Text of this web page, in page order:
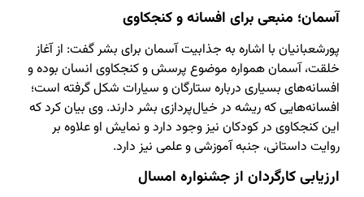
آسمان؛ منبعی برای افسانه و کنجکاوی
پورشعبانیان با اشاره به جذابیت آسمان برای بشر گفت: از آغاز
خلقت، آسمان همواره موضوع پرسش و کنجکاوی انسان بوده و
افسانه‌های بسیاری درباره ستارگان و سیارات شکل گرفته است؛
افسانه‌هایی که ریشه در خیال‌پردازی بشر دارند. وی بیان کرد که
این کنجکاوی در کودکان نیز وجود دارد و نمایش او علاوه بر
روایت داستانی، جنبه آموزشی و علمی نیز دارد.
ارزیابی کارگردان از جشنواره امسال